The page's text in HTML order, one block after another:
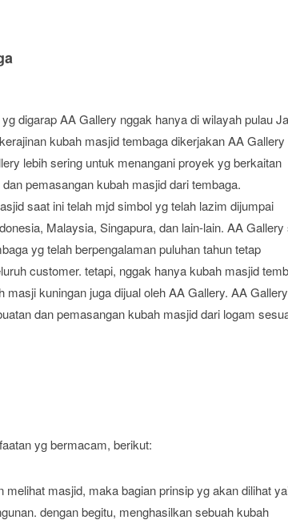
digarap AA Gallery nggak hanya di wilayah pulau
kubah masjid tembaga dikerjakan AA Gallery
lebih sering untuk menangani proyek yg berkaitan
pemasangan kubah masjid dari tembaga.
saat ini telah mjd simbol yg telah lazim dijumpai
Malaysia, Singapura, dan lain-lain. AA Gallery
yg telah berpengalaman puluhan tahun tetap
customer. tetapi, nggak hanya kubah masjid
kuningan juga dijual oleh AA Gallery. AA Gallery
dan pemasangan kubah masjid dari logam
yg bermacam, berikut:
masjid, maka bagian prinsip yg akan dilihat
dengan begitu, menghasilkan sebuah kubah